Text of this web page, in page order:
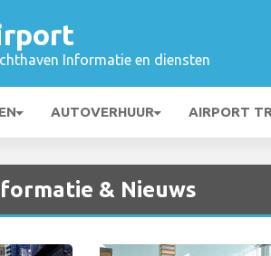
Informatie en diensten
AUTOVERHUUR AIRPORT
& Nieuws